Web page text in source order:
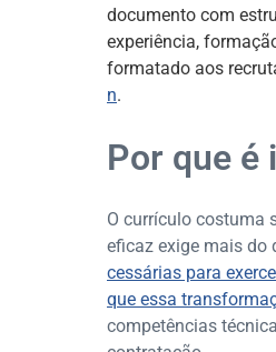
documento com
experiência,
formatado aos
n.
Por que
O currículo costuma
eficaz exige mais do
cessárias para
que essa
competências